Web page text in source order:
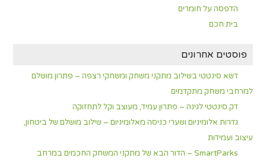
הדפסה על חומרים
בית חכם
פוסטים אחרונים
דשא סינטטי בשילוב מתקני משחק ומשחקי רצפה – פתרון מושלם
למרחבי משחק מתקדמים
דק סינטטי לגינה – פתרון עמיד, מעוצב וקל לתחזוקה
גדרות אלומיניום ושערי כניסה מאלומיניום – שילוב מושלם של ביטחון,
עיצוב ועמידות
SmartParks – הדור הבא של מתקני המשחק החכמים במרחב